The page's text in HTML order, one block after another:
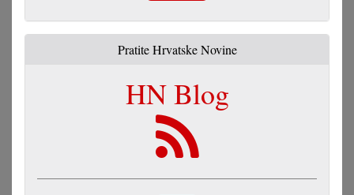
Pratite Hrvatske Novine
HN Blog